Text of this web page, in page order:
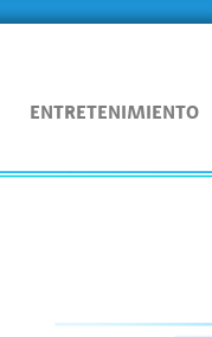
ENTRETENIMIENTO